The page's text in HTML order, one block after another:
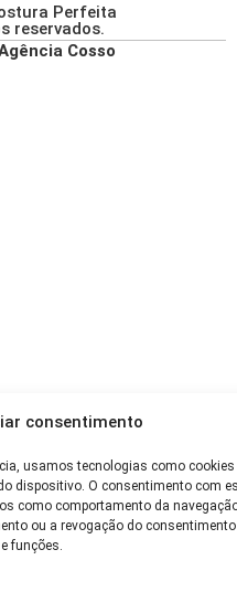
consentimento
usamos tecnologias como cookies
dispositivo. O consentimento com
como comportamento da
ou a revogação do
funções.
Perfeita
reservados.
Cosso